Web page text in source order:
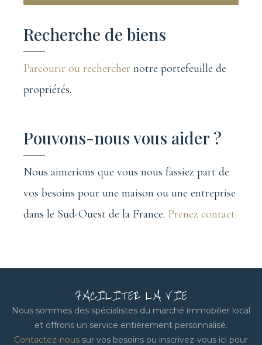
Recherche de biens
Parcourir ou rechercher notre portefeuille de
propriétés.
Pouvons-nous vous aider ?
Nous aimerions que vous nous fassiez part de
vos besoins pour une maison ou une entreprise
dans le Sud-Ouest de la France. Prenez contact.
FACILITER LA VIE
Nous sommes des spécialistes du marché immobilier local
et offrons un service entièrement personnalisé.
Contactez-nous sur vos besoins ou inscrivez-vous ici pour